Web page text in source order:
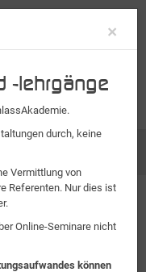
×
-lehrgänge
durch, keine
Vermittlung von
Referenten. Nur dies ist
Online-Seminare nicht
können